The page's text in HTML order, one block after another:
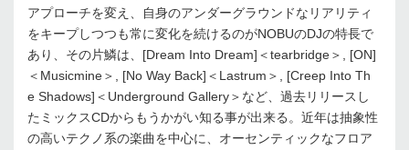
アプローチを変え、自身のアンダーグラウンドなリアリティ
をキープしつつも常に変化を続けるのがNOBUのDJの特長で
あり、その片鱗は、[Dream Into Dream]＜tearbridge＞, [ON]
＜Musicmine＞, [No Way Back]＜Lastrum＞, [Creep Into Th
e Shadows]＜Underground Gallery＞など、過去リリースし
たミックスCDからもうかがい知る事が出来る。近年は抽象性
の高いテクノ系の楽曲を中心に、オーセンティックなフロア